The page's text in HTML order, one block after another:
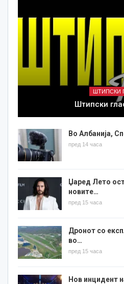
ШТИПСКИ
Штипски
Во Албанија,
пред 14 часа
Џаред Лето
новите…
пред 15 часа
Дронот со
во…
пред 15 часа
Нов инцидент